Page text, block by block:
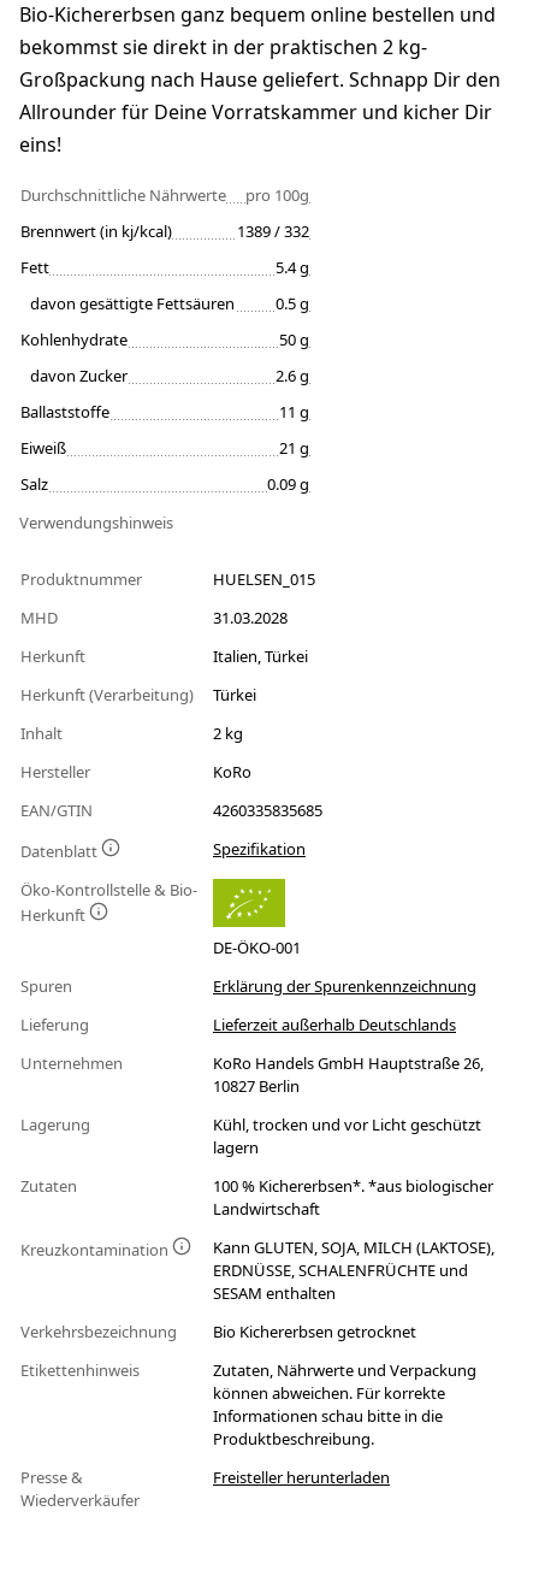
Bio-Kichererbsen ganz bequem online bestellen und
bekommst sie direkt in der praktischen 2 kg-
Großpackung nach Hause geliefert. Schnapp Dir den
Allrounder für Deine Vorratskammer und kicher Dir
eins!
Durchschnittliche Nährwerte
pro 100g
Brennwert (in kj/kcal)
1389 / 332
Fett
5.4 g
davon gesättigte Fettsäuren
0.5 g
Kohlenhydrate
50 g
davon Zucker
2.6 g
Ballaststoffe
11 g
Eiweiß
21 g
Salz
0.09 g
Verwendungshinweis
Produktnummer
HUELSEN_015
MHD
31.03.2028
Herkunft
Italien, Türkei
Herkunft (Verarbeitung)
Türkei
Inhalt
2 kg
Hersteller
KoRo
EAN/GTIN
4260335835685
Datenblatt
Spezifikation
Öko-Kontrollstelle & Bio-
Herkunft
DE-ÖKO-001
Spuren
Erklärung der Spurenkennzeichnung
Lieferung
Lieferzeit außerhalb Deutschlands
Unternehmen
KoRo Handels GmbH Hauptstraße 26,
10827 Berlin
Lagerung
Kühl, trocken und vor Licht geschützt
lagern
Zutaten
100 % Kichererbsen*. *aus biologischer
Landwirtschaft
Kreuzkontamination
Kann GLUTEN, SOJA, MILCH (LAKTOSE),
ERDNÜSSE, SCHALENFRÜCHTE und
SESAM enthalten
Verkehrsbezeichnung
Bio Kichererbsen getrocknet
Etikettenhinweis
Zutaten, Nährwerte und Verpackung
können abweichen. Für korrekte
Informationen schau bitte in die
Produktbeschreibung.
Presse &
Wiederverkäufer
Freisteller herunterladen